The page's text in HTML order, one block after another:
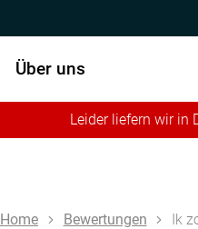
Über uns
Leider liefern wir in
Home Bewertungen Ik